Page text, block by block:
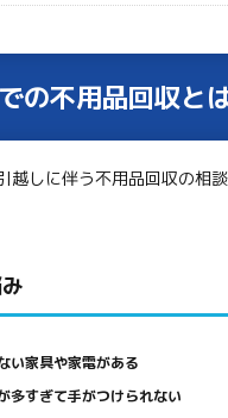
の不用品回収と
越しに伴う不用品回収の相
い家具や家電がある
多すぎて手がつけられない